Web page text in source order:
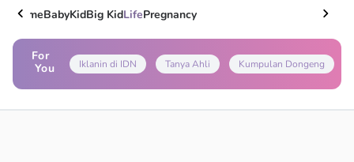
HomeBabyKidBig KidLifePregnancy
For
You
Iklanin di IDN Tanya Ahli Kumpulan Dongeng